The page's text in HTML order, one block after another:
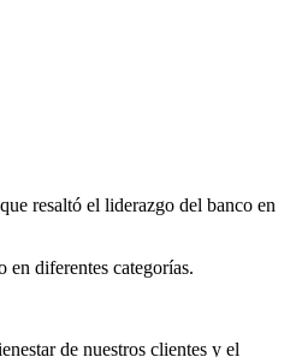
resaltó el liderazgo del banco en
en diferentes categorías.
de nuestros clientes y el